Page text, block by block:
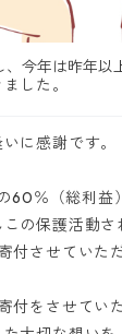
、今年は昨年以
した。
に感謝です。
60％（総利益
の保護活動さ
付させていた
付をさせてい